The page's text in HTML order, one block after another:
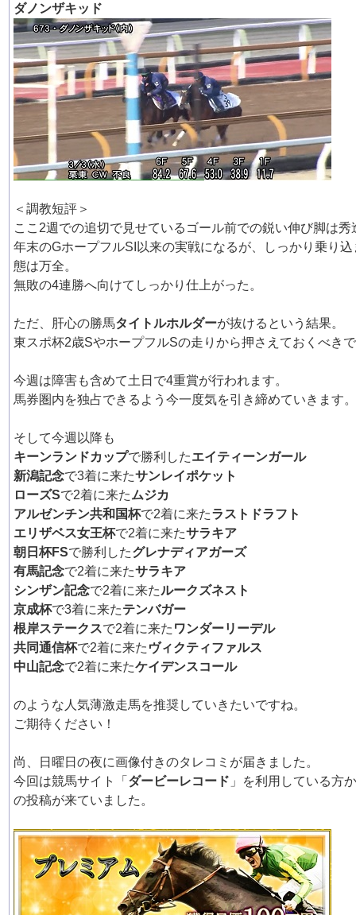
ダノンザキッド
＜調教短評＞
ここ2週での追切で見せているゴール前での鋭い伸び脚は秀
年末のGホープフルSI以来の実戦になるが、しっかり乗り
態は万全。
無敗の4連勝へ向けてしっかり仕上がった。
ただ、肝心の勝馬タイトルホルダーが抜けるという結果。
東スポ杯2歳SやホープフルSの走りから押さえておくべき
今週は障害も含めて土日で4重賞が行われます。
馬券圏内を独占できるよう今一度気を引き締めていきます
そして今週以降も
キーンランドカップで勝利したエイティーンガール
新潟記念で3着に来たサンレイポケット
ローズSで2着に来たムジカ
アルゼンチン共和国杯で2着に来たラストドラフト
エリザベス女王杯で2着に来たサラキア
朝日杯FSで勝利したグレナディアガーズ
有馬記念で2着に来たサラキア
シンザン記念で2着に来たルークズネスト
京成杯で3着に来たテンバガー
根岸ステークスで2着に来た ワンダーリーデル
共同通信杯で2着に来た ヴィクティファルス
中山記念で2着に来たケイデンスコール
のような人気薄激走馬を推奨していきたいですね。
ご期待ください！
尚、日曜日の夜に画像付きのタレコミが届きました。
今回は競馬サイト「 ダービーレコード 」を利用している方
の投稿が来ていました。